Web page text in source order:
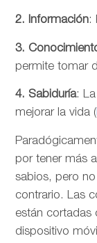
2. Información:
3.
permite tomar
4. Sabiduría:
mejorar la vida (
por tener más
sabios, pero
contrario. Las
están cortadas
dispositivo